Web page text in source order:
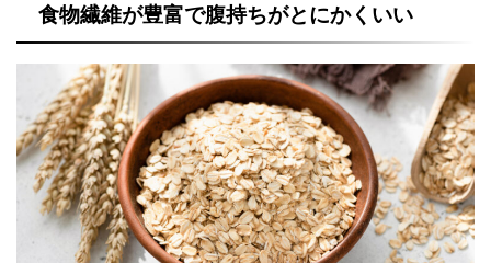
食物繊維が豊富で腹持ちがとにかくいい